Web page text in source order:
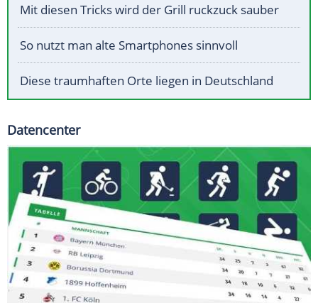
Mit diesen Tricks wird der Grill ruckzuck sauber
So nutzt man alte Smartphones sinnvoll
Diese traumhaften Orte liegen in Deutschland
Datencenter